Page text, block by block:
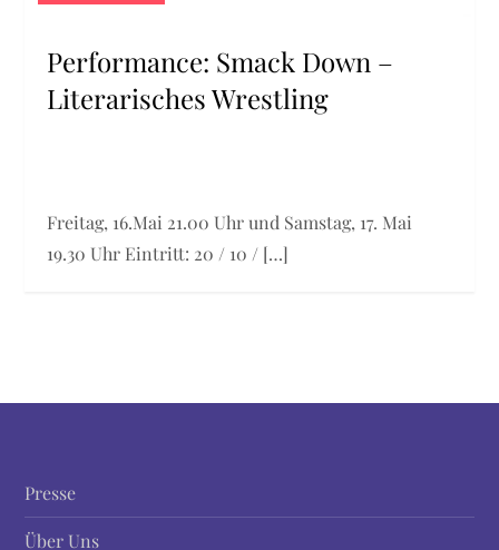
Performance: Smack Down –
Literarisches Wrestling
Freitag, 16.Mai 21.00 Uhr und Samstag, 17. Mai
19.30 Uhr Eintritt: 20 / 10 / […]
Presse
Über Uns